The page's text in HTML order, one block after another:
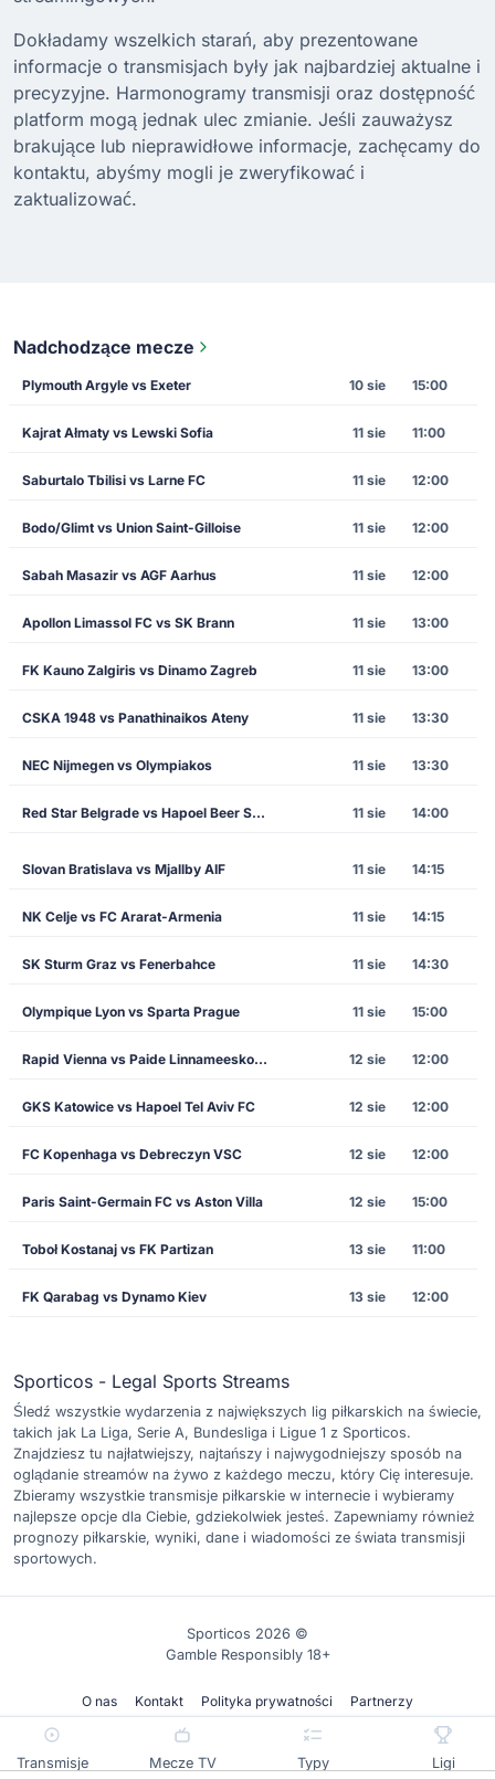
Transmisje Mecze TV Typy Ligi
Dokładamy wszelkich starań, aby prezentowane
informacje o transmisjach były jak najbardziej aktualne i
precyzyjne. Harmonogramy transmisji oraz dostępność
platform mogą jednak ulec zmianie. Jeśli zauważysz
brakujące lub nieprawidłowe informacje, zachęcamy do
kontaktu, abyśmy mogli je zweryfikować i
zaktualizować.
Nadchodzące mecze
Plymouth Argyle vs Exeter 10 sie 15:00
Kajrat Ałmaty vs Lewski Sofia 11 sie 11:00
Saburtalo Tbilisi vs Larne FC 11 sie 12:00
Bodo/Glimt vs Union Saint-Gilloise 11 sie 12:00
Sabah Masazir vs AGF Aarhus 11 sie 12:00
Apollon Limassol FC vs SK Brann 11 sie 13:00
FK Kauno Zalgiris vs Dinamo Zagreb 11 sie 13:00
CSKA 1948 vs Panathinaikos Ateny 11 sie 13:30
NEC Nijmegen vs Olympiakos 11 sie 13:30
Red Star Belgrade vs Hapoel Beer Sheva 11 sie 14:00
Slovan Bratislava vs Mjallby AIF 11 sie 14:15
NK Celje vs FC Ararat-Armenia 11 sie 14:15
SK Sturm Graz vs Fenerbahce 11 sie 14:30
Olympique Lyon vs Sparta Prague 11 sie 15:00
Rapid Vienna vs Paide Linnameeskond 12 sie 12:00
GKS Katowice vs Hapoel Tel Aviv FC 12 sie 12:00
FC Kopenhaga vs Debreczyn VSC 12 sie 12:00
Paris Saint-Germain FC vs Aston Villa 12 sie 15:00
Toboł Kostanaj vs FK Partizan 13 sie 11:00
FK Qarabag vs Dynamo Kiev 13 sie 12:00
Sporticos - Legal Sports Streams
Śledź wszystkie wydarzenia z największych lig piłkarskich na świecie,
takich jak La Liga, Serie A, Bundesliga i Ligue 1 z Sporticos.
Znajdziesz tu najłatwiejszy, najtańszy i najwygodniejszy sposób na
oglądanie streamów na żywo z każdego meczu, który Cię interesuje.
Zbieramy wszystkie transmisje piłkarskie w internecie i wybieramy
najlepsze opcje dla Ciebie, gdziekolwiek jesteś. Zapewniamy również
prognozy piłkarskie, wyniki, dane i wiadomości ze świata transmisji
sportowych.
Sporticos 2026 ©
Gamble Responsibly 18+
O nas Kontakt Polityka prywatności Partnerzy